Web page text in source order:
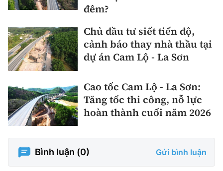
đêm?
Chủ đầu tư siết tiến độ,
cảnh báo thay nhà thầu tại
dự án Cam Lộ - La Sơn
Cao tốc Cam Lộ - La Sơn:
Tăng tốc thi công, nỗ lực
hoàn thành cuối năm 2026
Bình luận (0) Gửi bình luận